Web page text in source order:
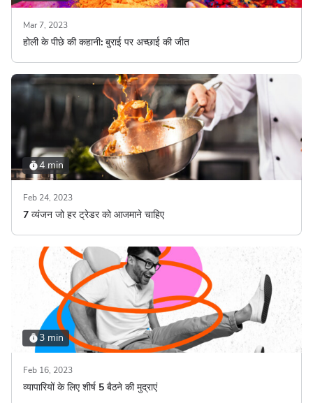
Mar 7, 2023
होली के पीछे की कहानी: बुराई पर अच्छाई की जीत
4 min
Feb 24, 2023
7 व्यंजन जो हर ट्रेडर को आजमाने चाहिए
3 min
Feb 16, 2023
व्यापारियों के लिए शीर्ष 5 बैठने की मुद्राएं